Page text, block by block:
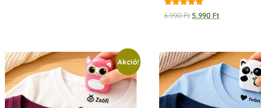
Értékelés:
5.00
6.990Ft 5.990 Ft
Akció!